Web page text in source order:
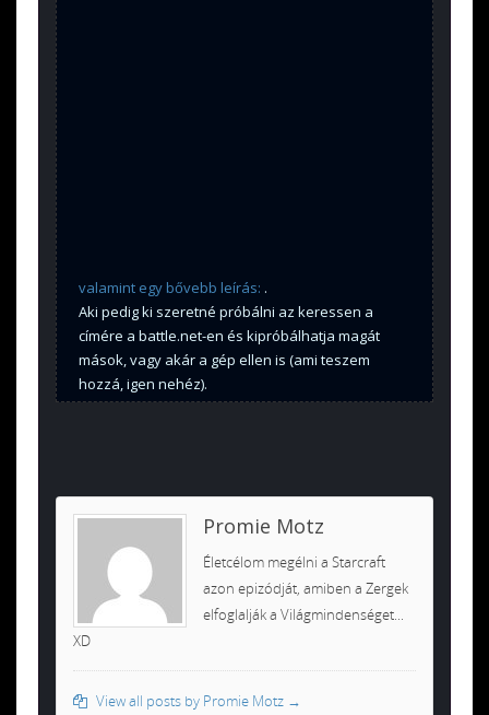
valamint egy bővebb leírás: .
Aki pedig ki szeretné próbálni az keressen a
címére a battle.net-en és kipróbálhatja magát
mások, vagy akár a gép ellen is (ami teszem
hozzá, igen nehéz).
Promie Motz
Életcélom megélni a Starcraft
azon epizódját, amiben a Zergek
elfoglalják a Világmindenséget...
XD
View all posts by Promie Motz →